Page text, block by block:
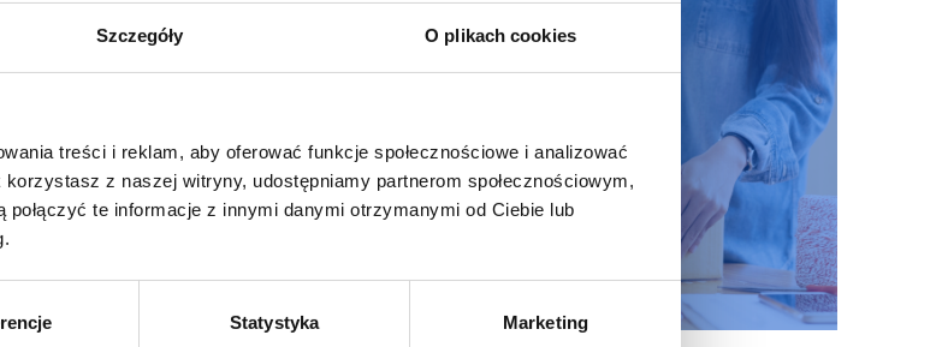
Szczegóły O plikach cookies
treści i reklam, aby oferować funkcje społecznościowe i analizować
z naszej witryny, udostępniamy partnerom społecznościowym,
te informacje z innymi danymi otrzymanymi od Ciebie lub
Statystyka Marketing